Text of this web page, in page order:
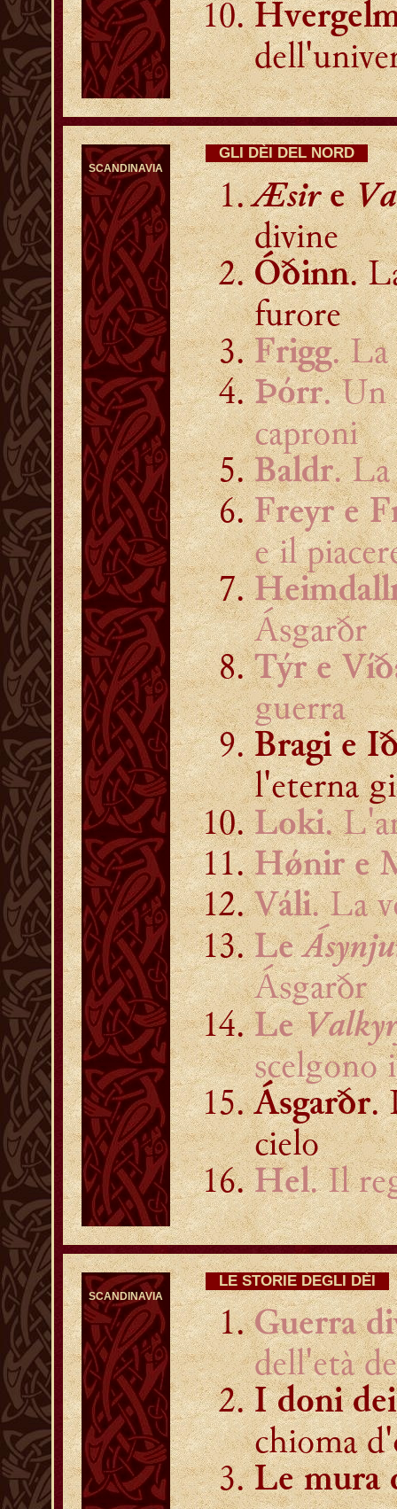
SCANDINAVIA
GLI DÈI DEL NORD
Æsire
divine
Óðinn.
furore
Frigg. La
Þórr. Un
caproni
Baldr. La
Freyr e
e il
Ásgarðr
Týr e
guerra
Bragi e
l'eterna
Loki.
Hǿnir e
Váli. La
Le
Ásgarðr
Le
scelgono
Ásgarðr.
cielo
Hel. Il
SCANDINAVIA
LE STORIE DEGLI DÈI
Guerra
dell'età
I doni
chioma
Le mura